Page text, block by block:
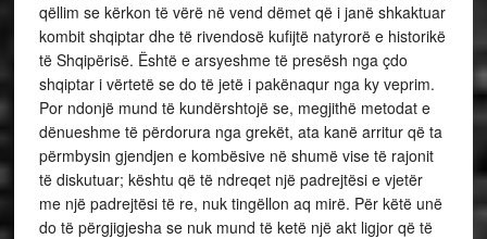
qëllim se kërkon të vërë në vend dëmet që i janë shkaktuar
kombit shqiptar dhe të rivendosë kufijtë natyrorë e historikë
të Shqipërisë. Është e arsyeshme të presësh nga çdo
shqiptar i vërtetë se do të jetë i pakënaqur nga ky veprim.
Por ndonjë mund të kundërshtojë se, megjithë metodat e
dënueshme të përdorura nga grekët, ata kanë arritur që ta
përmbysin gjendjen e kombësive në shumë vise të rajonit
të diskutuar; kështu që të ndreqet një padrejtësi e vjetër
me një padrejtësi të re, nuk tingëllon aq mirë. Për këtë unë
do të përgjigjesha se nuk mund të ketë një akt ligjor që të